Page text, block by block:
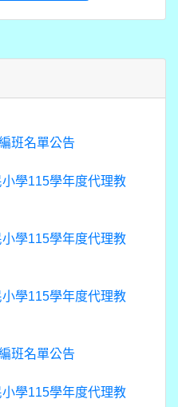
班名單公告
學115學年度代理教
學115學年度代理教
學115學年度代理教
班名單公告
學115學年度代理教